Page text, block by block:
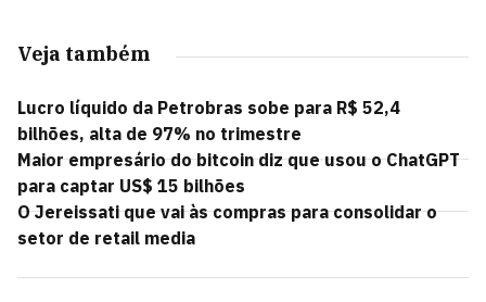
Veja também
Lucro líquido da Petrobras sobe para R$ 52,4
bilhões, alta de 97% no trimestre
Maior empresário do bitcoin diz que usou o ChatGPT
para captar US$ 15 bilhões
O Jereissati que vai às compras para consolidar o
setor de retail media